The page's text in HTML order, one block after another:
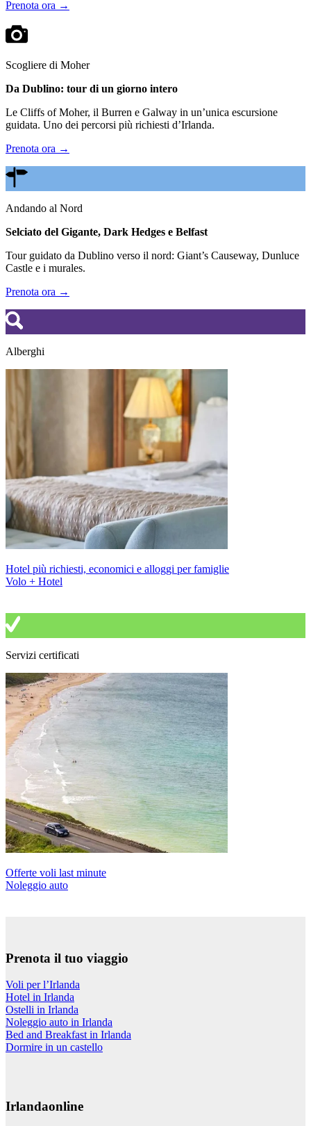
Prenota ora →
Scogliere di Moher
Da Dublino: tour di un giorno intero
Le Cliffs of Moher, il Burren e Galway in un’unica escursione
guidata. Uno dei percorsi più richiesti d’Irlanda.
Prenota ora →
Andando al Nord
Selciato del Gigante, Dark Hedges e Belfast
Tour guidato da Dublino verso il nord: Giant’s Causeway, Dunluce
Castle e i murales.
Prenota ora →
Alberghi
Hotel più richiesti, economici e alloggi per famiglie
Volo + Hotel
Servizi certificati
Offerte voli last minute
Noleggio auto
Prenota il tuo viaggio
Voli per l’Irlanda
Hotel in Irlanda
Ostelli in Irlanda
Noleggio auto in Irlanda
Bed and Breakfast in Irlanda
Dormire in un castello
Irlandaonline